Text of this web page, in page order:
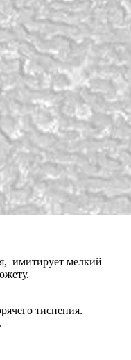
имитирует мелкий
тиснения.